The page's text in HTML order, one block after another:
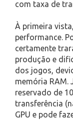
com taxa de
À primeira
performance.
certamente
produção e
dos jogos,
memória RAM.
reservado de
transferência
GPU e pode